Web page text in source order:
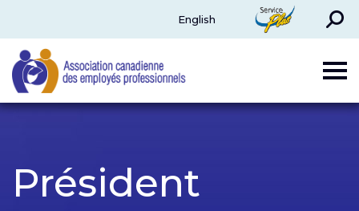
English
ServicePlus
Rechercher
CAPE
Président